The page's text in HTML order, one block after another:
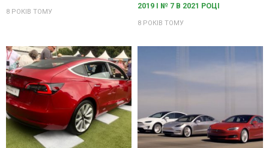
8 РОКІВ ТОМУ
2019 І № 7 В 2021 РОЦІ
8 РОКІВ ТОМУ